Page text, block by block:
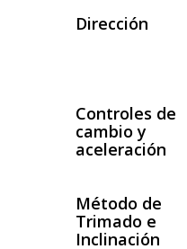
Dirección
Controles de
cambio y
aceleración
Método de
Trimado e
Inclinación